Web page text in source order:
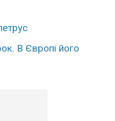
В Євpопі його